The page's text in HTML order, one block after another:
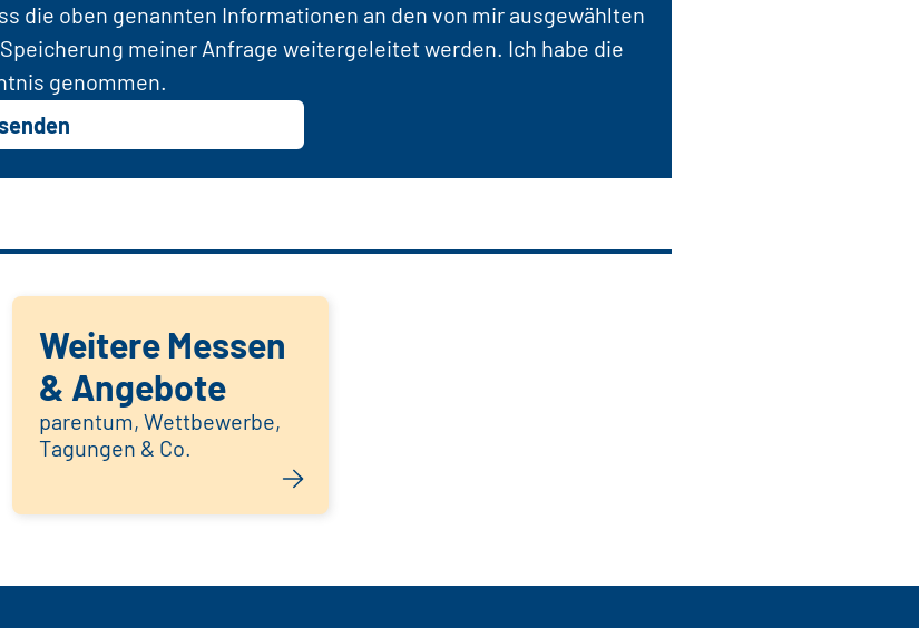
die oben genannten Informationen an den von mir ausgewählten
meiner Anfrage weitergeleitet werden. Ich habe die
genommen.
Weitere Messen
& Angebote
parentum, Wettbewerbe,
Tagungen & Co.